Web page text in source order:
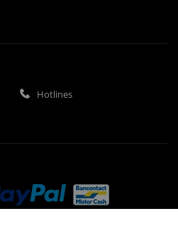
Hotlines